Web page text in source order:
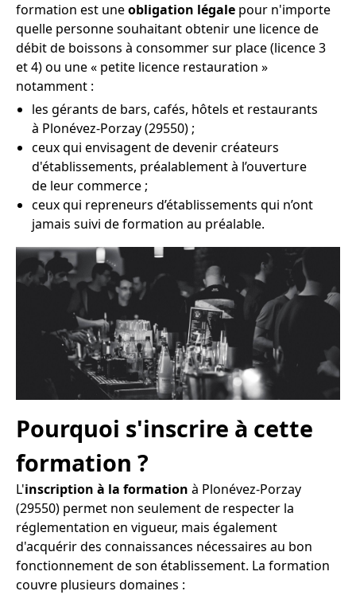
formation est uneobligation légale pour n'importe
quelle personne souhaitant obtenir une licence de
débit de boissons à consommer sur place (licence 3
et 4) ou une « petite licence restauration »
notamment :
les gérants de bars, cafés, hôtels et restaurants
à Plonévez-Porzay (29550) ;
ceux qui envisagent de devenir créateurs
d'établissements, préalablement à l’ouverture
de leur commerce ;
ceux qui repreneurs d’établissements qui n’ont
jamais suivi de formation au préalable.
Pourquoi s'inscrire à cette
formation ?
L'inscription à la formation à Plonévez-Porzay
(29550) permet non seulement de respecter la
réglementation en vigueur, mais également
d'acquérir des connaissances nécessaires au bon
fonctionnement de son établissement. La formation
couvre plusieurs domaines :